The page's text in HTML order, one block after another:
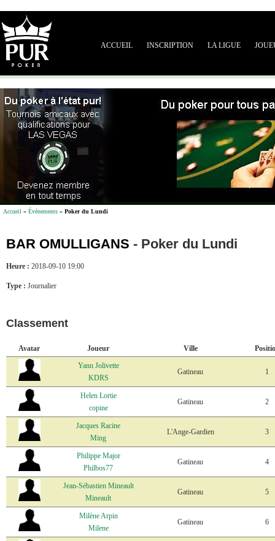
ACCUEIL INSCRIPTION LA LIGUE
Accueil » Événements » Poker du Lundi
BAR OMULLIGANS - Poker du Lundi
Heure : 2018-09-10 19:00
Type : Journalier
Classement
Avatar Joueur Ville
Yann Jolivette
KDRS
Gatineau 1
Helen Lortie
copine
Gatineau 2
Jacques Racine
Ming
L'Ange-Gardien 3
Philippe Major
Philbos77
Gatineau 4
Jean-Sébastien Mineault
Mineault
Gatineau 5
Milène Arpin
Milene
Gatineau 6